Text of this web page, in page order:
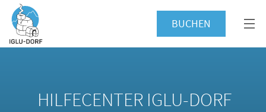
BUCHEN
HILFECENTER IGLU-DORF